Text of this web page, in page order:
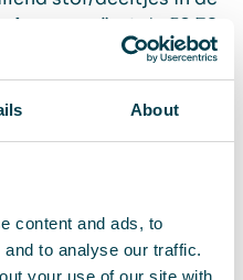
About
content and ads, to
to analyse our traffic.
your use of our site with
creëert de FS 70
een ongeluk
dat de AHU
beschadigd
poreuze materialen om
De spleten zijn
te vermijden waar
zich kunnen